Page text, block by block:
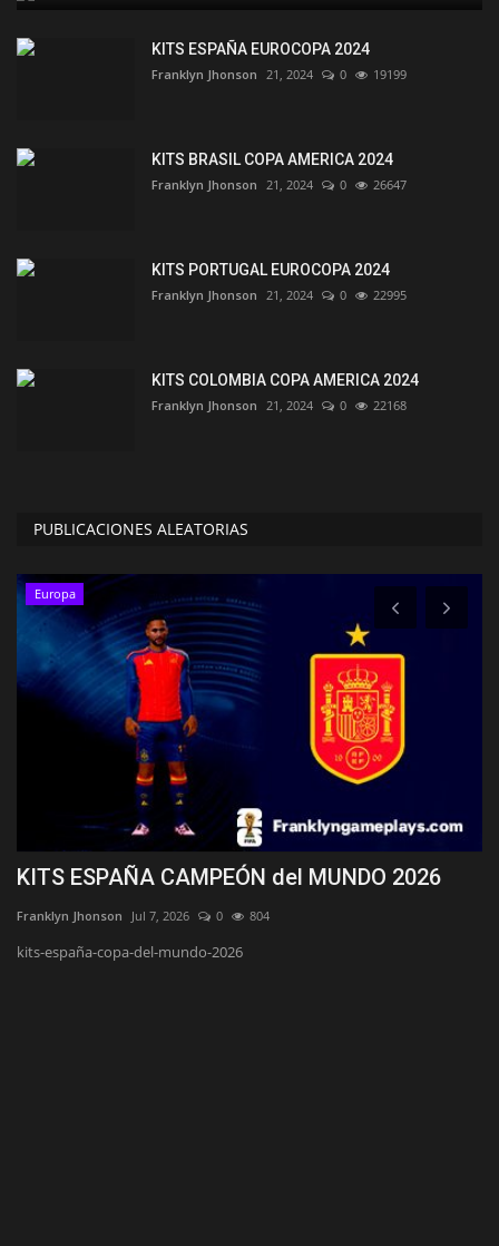
KITS ESPAÑA EUROCOPA 2024
Franklyn Jhonson 21, 2024 0 19199
KITS BRASIL COPA AMERICA 2024
Franklyn Jhonson 21, 2024 0 26647
KITS PORTUGAL EUROCOPA 2024
Franklyn Jhonson 21, 2024 0 22995
KITS COLOMBIA COPA AMERICA 2024
Franklyn Jhonson 21, 2024 0 22168
PUBLICACIONES ALEATORIAS
Europa
KITS ESPAÑA CAMPEÓN del MUNDO 2026
Franklyn Jhonson Jul 7, 2026 0 804
kits-españa-copa-del-mundo-2026